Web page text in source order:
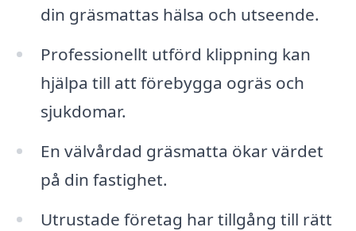
din gräsmattas hälsa och utseende.
Professionellt utförd klippning kan
hjälpa till att förebygga ogräs och
sjukdomar.
En välvårdad gräsmatta ökar värdet
på din fastighet.
Utrustade företag har tillgång till rätt